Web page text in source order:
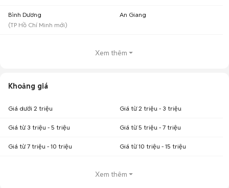
Bình Dương
(TP Hồ Chí Minh mới)
An Giang
Xem thêm
Khoảng giá
Giá dưới 2 triệu Giá từ 2 triệu - 3 triệu
Giá từ 3 triệu - 5 triệu Giá từ 5 triệu - 7 triệu
Giá từ 7 triệu - 10 triệu Giá từ 10 triệu - 15 triệu
Xem thêm